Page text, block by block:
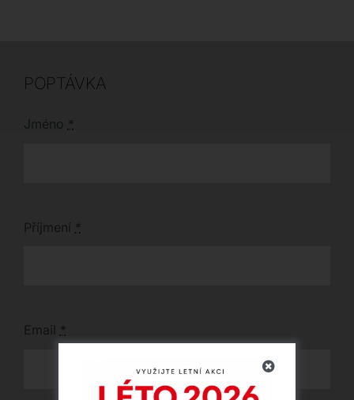
POPTÁVKA
Jméno *
Příjmení *
Email *